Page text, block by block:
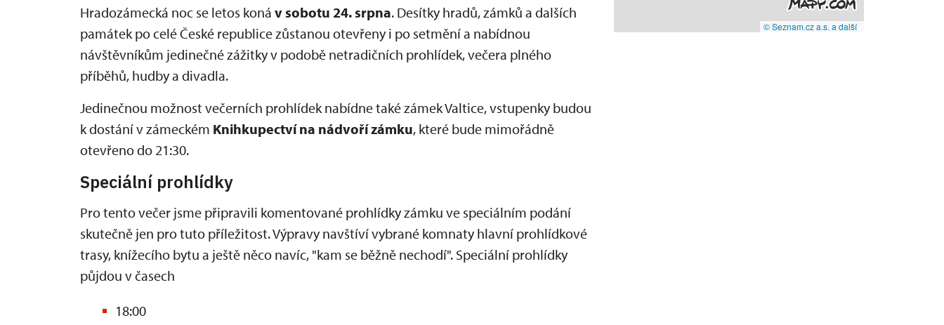
Hradozámecká noc se letos koná v sobotu 24. srpna. Desítky hradů, zámků a dalších
památek po celé České republice zůstanou otevřeny i po setmění a nabídnou
návštěvníkům jedinečné zážitky v podobě netradičních prohlídek, večera plného
příběhů, hudby a divadla.
Jedinečnou možnost večerních prohlídek nabídne také zámek Valtice, vstupenky budou
k dostání v zámeckém Knihkupectví na nádvoří zámku, které bude mimořádně
otevřeno do 21:30.
Speciální prohlídky
Pro tento večer jsme připravili komentované prohlídky zámku ve speciálním podání
skutečně jen pro tuto příležitost. Výpravy navštíví vybrané komnaty hlavní prohlídkové
trasy, knížecího bytu a ještě něco navíc, "kam se běžně nechodí". Speciální prohlídky
půjdou v časech
18:00
© Seznam.cz a.s. a další